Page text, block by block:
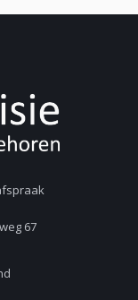
67